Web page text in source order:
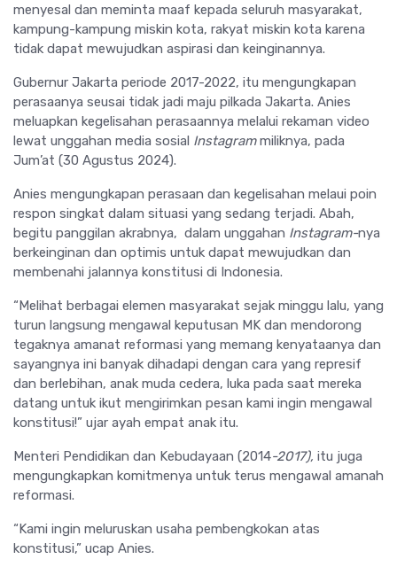
menyesal dan meminta maaf kepada seluruh masyarakat,
kampung-kampung miskin kota, rakyat miskin kota karena
tidak dapat mewujudkan aspirasi dan keinginannya.
Gubernur Jakarta periode 2017-2022, itu mengungkapan
perasaanya seusai tidak jadi maju pilkada Jakarta. Anies
meluapkan kegelisahan perasaannya melalui rekaman video
lewat unggahan media sosial Instagrammiliknya, pada
Jum’at (30 Agustus 2024).
Anies mengungkapan perasaan dan kegelisahan melaui poin
respon singkat dalam situasi yang sedang terjadi. Abah,
begitu panggilan akrabnya, dalam unggahan Instagram-nya
berkeinginan dan optimis untuk dapat mewujudkan dan
membenahi jalannya konstitusi di Indonesia.
“Melihat berbagai elemen masyarakat sejak minggu lalu, yang
turun langsung mengawal keputusan MK dan mendorong
tegaknya amanat reformasi yang memang kenyataanya dan
sayangnya ini banyak dihadapi dengan cara yang represif
dan berlebihan, anak muda cedera, luka pada saat mereka
datang untuk ikut mengirimkan pesan kami ingin mengawal
konstitusi!” ujar ayah empat anak itu.
Menteri Pendidikan dan Kebudayaan (2014-2017), itu juga
mengungkapkan komitmenya untuk terus mengawal amanah
reformasi.
“Kami ingin meluruskan usaha pembengkokan atas
konstitusi,” ucap Anies.